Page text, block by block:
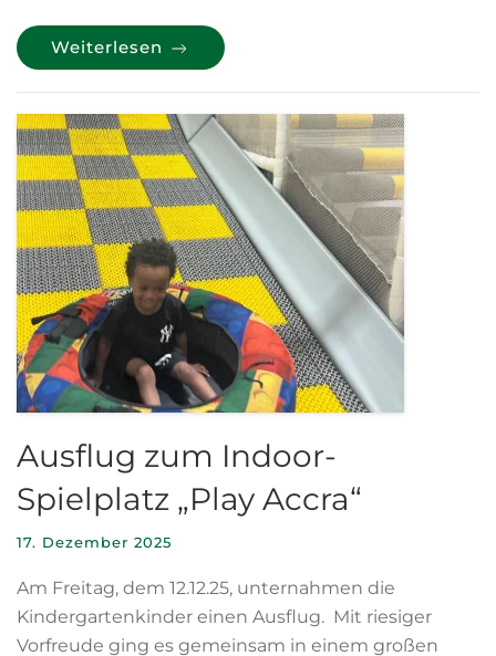
Weiterlesen
Ausflug zum Indoor-
Spielplatz „Play Accra“
17. Dezember 2025
Am Freitag, dem 12.12.25, unternahmen die
Kindergartenkinder einen Ausflug. Mit riesiger
Vorfreude ging es gemeinsam in einem großen